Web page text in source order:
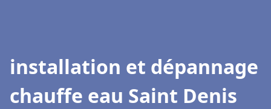
installation et dépannage
chauffe eau Saint Denis